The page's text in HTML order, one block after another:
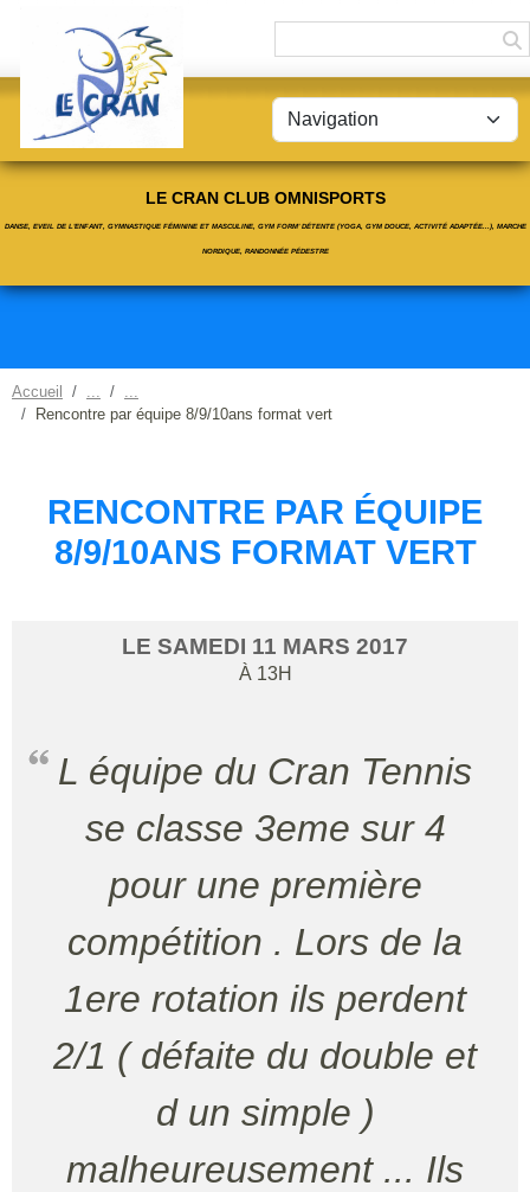
LE CRAN CLUB OMNISPORTS
DANSE, EVEIL DE L'ENFANT, GYMNASTIQUE FÉMININE ET MASCULINE, GYM FORM' DÉTENTE (YOGA, GYM DOUCE, ACTIVITÉ ADAPTÉE...), MARCHE
NORDIQUE, RANDONNÉE PÉDESTRE
Accueil
Rencontre par équipe 8/9/10ans format vert
RENCONTRE PAR ÉQUIPE
8/9/10ANS FORMAT VERT
LE SAMEDI 11 MARS 2017
À 13H
L équipe du Cran Tennis
se classe 3eme sur 4
pour une première
compétition . Lors de la
1ere rotation ils perdent
2/1 ( défaite du double et
d un simple )
malheureusement ... Ils